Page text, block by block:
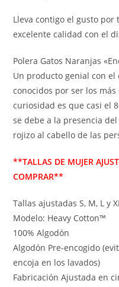
Lleva contigo el gusto por
excelente calidad con el
Polera Gatos Naranjas
Un producto genial con el
conocidos por ser los
curiosidad es que casi el
se debe a la presencia
rojizo al cabello de las
**TALLAS DE MUJER
COMPRAR**
Tallas ajustadas S, M, L y
Modelo: Heavy Cotton™
100% Algodón
Algodón Pre-encogido
encoja en los lavados)
Fabricación Ajustada en